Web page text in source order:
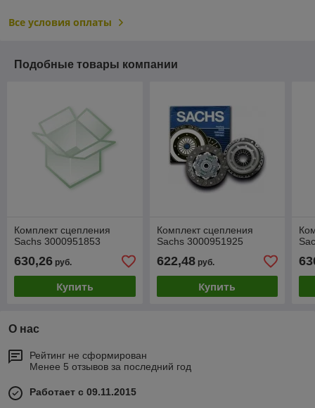
Все условия оплаты
Подобные товары компании
Комплект сцепления
Sachs 3000951853
630,26 руб.
Купить
Комплект сцепления
Sachs 3000951925
622,48руб.
Купить
О нас
Рейтинг не сформирован
Менее 5 отзывов за последний год
Работает с 09.11.2015